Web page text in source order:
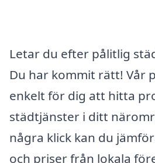
Letar du efter pålitlig
Du har kommit rätt! Vår
enkelt för dig att hitta
städtjänster i ditt
några klick kan du
och priser från lokala